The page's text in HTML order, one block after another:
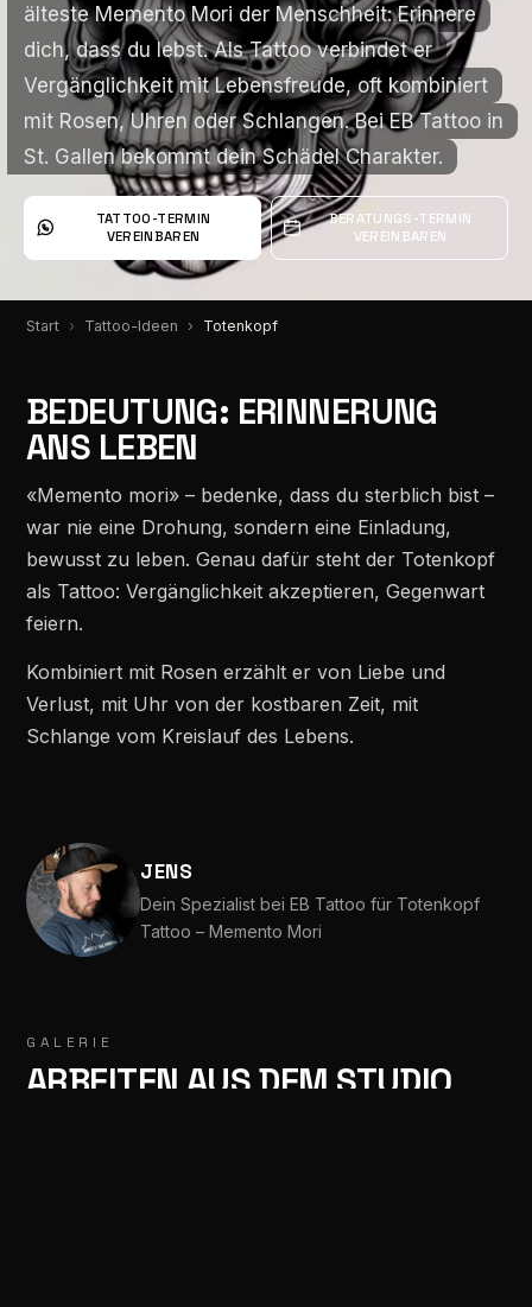
älteste Memento Mori der Menschheit: Erinnere
dich, dass du lebst. Als Tattoo verbindet er
Vergänglichkeit mit Lebensfreude, oft kombiniert
mit Rosen, Uhren oder Schlangen. Bei EB Tattoo in
St. Gallen bekommt dein Schädel Charakter.
älteste Memento Mori der Menschheit: Erinnere
dich, dass du lebst. Als Tattoo verbindet er
Vergänglichkeit mit Lebensfreude, oft kombiniert
mit Rosen, Uhren oder Schlangen. Bei EB Tattoo in
St. Gallen bekommt dein Schädel Charakter.
TATTOO-TERMIN
VEREINBAREN
BERATUNGS-TERMIN
VEREINBAREN
Start Tattoo-Ideen Totenkopf
BEDEUTUNG: ERINNERUNG
ANS LEBEN
«Memento mori» – bedenke, dass du sterblich bist –
war nie eine Drohung, sondern eine Einladung,
bewusst zu leben. Genau dafür steht der Totenkopf
als Tattoo: Vergänglichkeit akzeptieren, Gegenwart
feiern.
Kombiniert mit Rosen erzählt er von Liebe und
Verlust, mit Uhr von der kostbaren Zeit, mit
Schlange vom Kreislauf des Lebens.
JENS
Dein Spezialist bei EB Tattoo für Totenkopf
Tattoo – Memento Mori
GALERIE
ARBEITEN AUS DEM STUDIO